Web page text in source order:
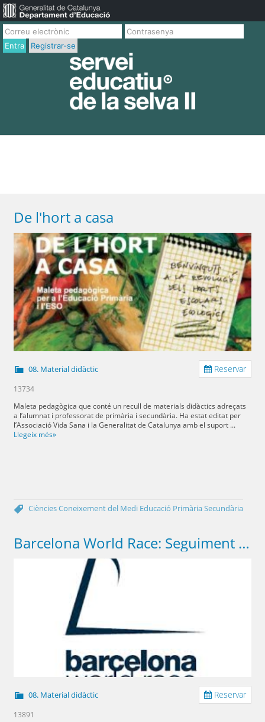
Entra Registrar-se
De l'hort a casa
Reservar
08. Material didàctic
13734
Maleta pedagògica que conté un recull de materials didàctics adreçats
a l’alumnat i professorat de primària i secundària. Ha estat editat per
l’Associació Vida Sana i la Generalitat de Catalunya amb el suport ...
Llegeix més»
CiènciesConeixement del Medi Educació PrimàriaSecundària
Barcelona World Race: Seguiment d'una volta al món a vela
Reservar
08. Material didàctic
13891